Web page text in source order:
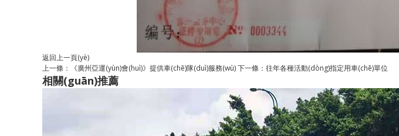
返回上一頁(yè)
上一條：
《廣州亞運(yùn)會(huì)》提供車(chē)隊(duì)服務(wù)下一條： 往年各種活動(dòng)指定用車(chē)單位
相關(guān)推薦